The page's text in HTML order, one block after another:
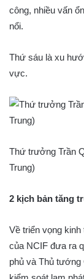
công, nhiều vấn
nổi.
Thứ sáu là xu
vực.
Thứ trưởng Trần
Trung)
2 kịch bản tăng
Về triển vọng
của NCIF đưa ra
phủ và Thủ tướng